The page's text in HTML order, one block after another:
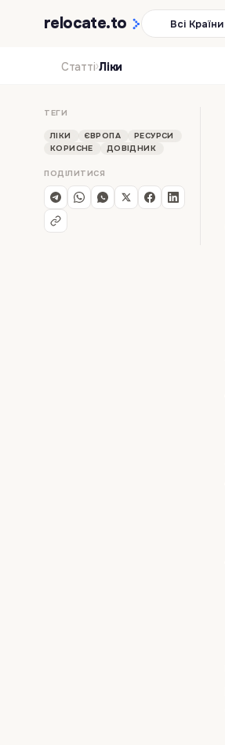
relocate.to Всі Країни
Статті›Ліки
ТЕГИ
ЛІКИ ЄВРОПА
РЕСУРСИ
КОРИСНЕ
ДОВІДНИК
ПОДІЛИТИСЯ